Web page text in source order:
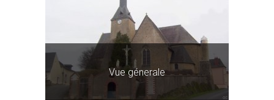
Vue génerale